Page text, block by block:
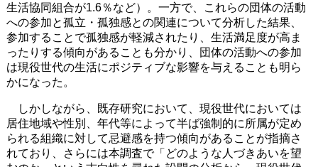
生活協同組合が1.6％など）。一方で、これらの団体の活動
への参加と孤立・孤独感との関連について分析した結果、
参加することで孤独感が軽減されたり、生活満足度が高ま
ったりする傾向があることも分かり、団体の活動への参加
は現役世代の生活にポジティブな影響を与えることも明ら
かになった。
しかしながら、既存研究において、現役世代においては
居住地域や性別、年代等によって半ば強制的に所属が定め
られる組織に対して忌避感を持つ傾向があることが指摘さ
れており、さらには本調査で「どのような人づきあいを望